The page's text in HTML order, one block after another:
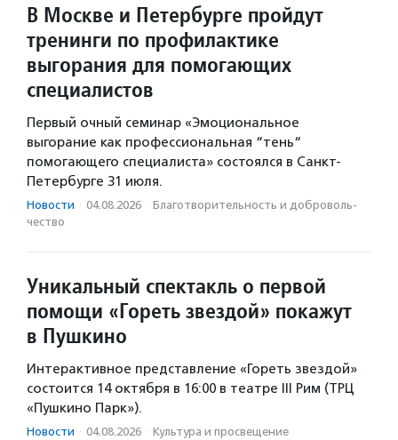
В Москве и Петербурге пройдут
тренинги по профилактике
выгорания для помогающих
специалистов
Первый очный семинар «Эмоциональное
выгорание как профессиональная “тень“
помогающего специалиста» состоялся в Санкт-
Петербурге 31 июля.
Новости · 04.08.2026 · Благотвори­тель­ность и доброволь­
чест­во
Уникальный спектакль о первой
помощи «Гореть звездой» покажут
в Пушкино
Интерактивное представление «Гореть звездой»
состоится 14 октября в 16:00 в театре III Рим (ТРЦ
«Пушкино Парк»).
Новости · 04.08.2026 · Культура и просвещение